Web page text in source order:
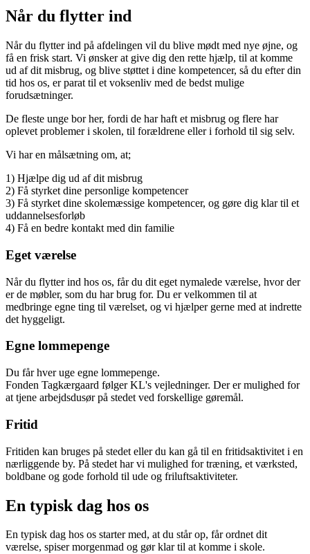
Når du flytter ind​
Når du flytter ind på afdelingen vil du blive mødt med nye øjne, og
få en frisk start. Vi ønsker at give dig den rette hjælp, til at komme
ud af dit misbrug, og blive støttet i dine kompetencer, så du efter din
tid hos os, er parat til et voksenliv med de bedst mulige
forudsætninger.
De fleste unge bor her, fordi de har haft et misbrug og flere har
oplevet problemer i skolen, til forældrene eller i forhold til sig selv.
Vi har en målsætning om, at;
1) Hjælpe dig ud af dit misbrug
2) Få styrket dine personlige kompetencer
3) Få styrket dine skolemæssige kompetencer, og gøre dig klar til et
uddannelsesforløb
4) Få en bedre kontakt med din familie
Eget værelse
Når du flytter ind hos os, får du dit eget nymalede værelse, hvor der
er de møbler, som du har brug for. Du er velkommen til at
medbringe egne ting til værelset, og vi hjælper gerne med at indrette
det hyggeligt.
Egne lommepenge
Du får hver uge egne lommepenge.
Fonden Tagkærgaard følger KL's vejledninger. Der er mulighed for
at tjene arbejdsdusør på stedet ved forskellige gøremål.
Fritid
Fritiden kan bruges på stedet eller du kan gå til en fritidsaktivitet i en
nærliggende by. På stedet har vi mulighed for træning, et værksted,
boldbane og gode forhold til ude og friluftsaktiviteter.​​
En typisk dag hos os​
En typisk dag hos os starter med, at du står op, får ordnet dit
værelse, spiser morgenmad og gør klar til at komme i skole.